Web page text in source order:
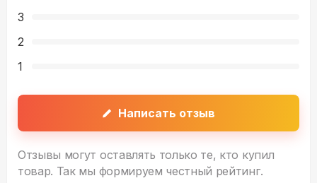
3
2
1
Написать отзыв
Отзывы могут оставлять только те, кто купил
товар. Так мы формируем честный рейтинг.